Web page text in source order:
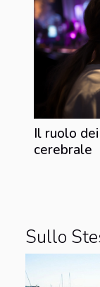
Il ruolo
cerebrale
Sullo